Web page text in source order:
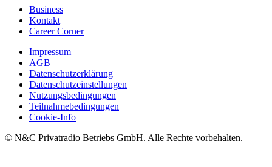
Business
Kontakt
Career Corner
Impressum
AGB
Datenschutzerklärung
Datenschutzeinstellungen
Nutzungsbedingungen
Teilnahmebedingungen
Cookie-Info
© N&C Privatradio Betriebs GmbH. Alle Rechte vorbehalten.